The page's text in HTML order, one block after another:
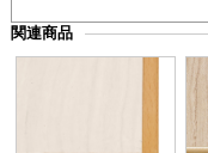
関連商品